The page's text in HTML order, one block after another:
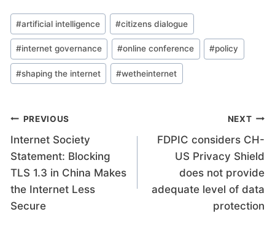
Post
Tags:
#artificial intelligence #citizens dialogue
#internet governance #online conference #policy
#shaping the internet #wetheinternet
Post
navigation
PREVIOUS
Internet Society
Statement: Blocking
TLS 1.3 in China Makes
the Internet Less
Secure
NEXT
FDPIC considers CH-
US Privacy Shield
does not provide
adequate level of data
protection